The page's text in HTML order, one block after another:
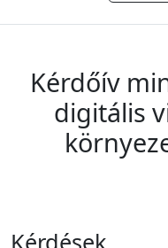
Kérdőív
digitális
Kérdések